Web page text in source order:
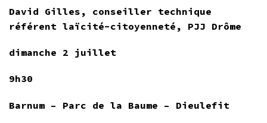
David Gilles, conseiller technique
référent laïcité-citoyenneté, PJJ Drôme
dimanche 2 juillet
9h30
Barnum – Parc de la Baume – Dieulefit